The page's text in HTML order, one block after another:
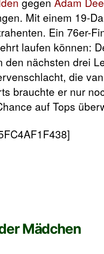
Mit einem 19-
Ein 76er-
laufen können:
nächsten drei
die
brauchte er nur
auf Tops
Mädchen